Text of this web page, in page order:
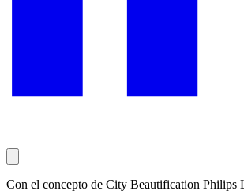
Con el concepto de City Beautification Philips